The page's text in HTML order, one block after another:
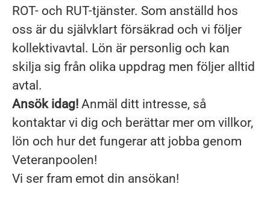
ROT- och RUT-tjänster. Som anställd hos
oss är du självklart försäkrad och vi följer
kollektivavtal. Lön är personlig och kan
skilja sig från olika uppdrag men följer alltid
avtal.
Ansök idag! Anmäl ditt intresse, så
kontaktar vi dig och berättar mer om villkor,
lön och hur det fungerar att jobba genom
Veteranpoolen!
Vi ser fram emot din ansökan!